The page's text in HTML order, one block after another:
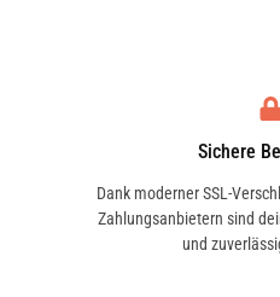
Sichere
Dank moderner SSL-
Zahlungsanbietern sind
und